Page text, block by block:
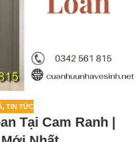
, TIN TỨC
Tại Cam Ranh |